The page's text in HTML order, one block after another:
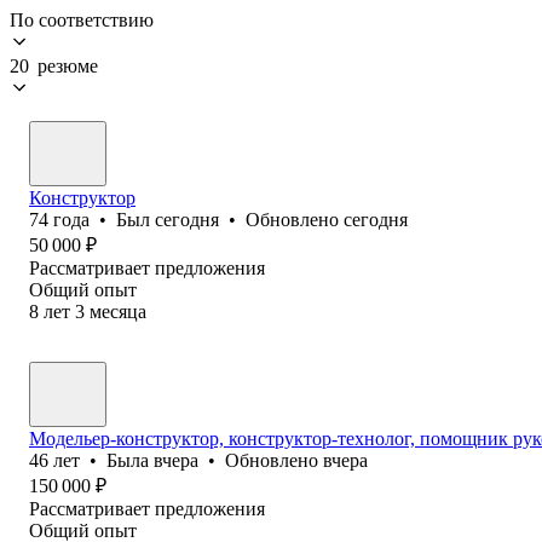
По соответствию
20 резюме
Конструктор
74 года • Был сегодня • Обновлено сегодня
50 000 ₽
Рассматривает предложения
Общий опыт
8 лет 3 месяца
Модельер-конструктор, конструктор-технолог, помощник
46 лет • Была вчера • Обновлено вчера
150 000 ₽
Рассматривает предложения
Общий опыт